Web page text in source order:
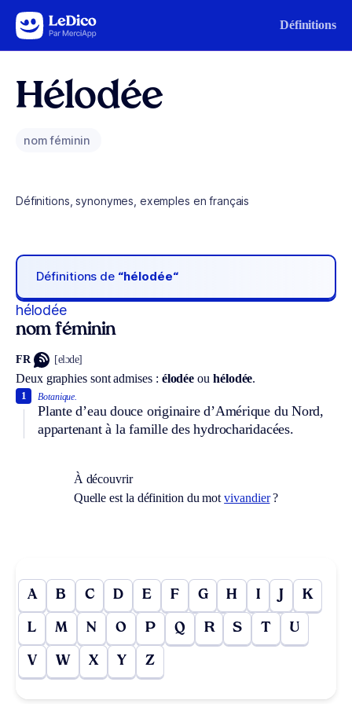
Aller au contenu Définitions
Hélodée
nom féminin
Définitions, synonymes, exemples en français
Définitions de “hélodée“
hélodée
nom féminin
FR [elɔde]
Deux graphies sont admises : élodéeou hélodée.
Botanique.
Plante d’eau douce originaire d’Amérique du Nord,
appartenant à la famille des hydrocharidacées.
1
À découvrir
Quelle est la définition du motvivandier?
A B C D E F G H I J K
L M N O P Q R S T U
V W X Y Z